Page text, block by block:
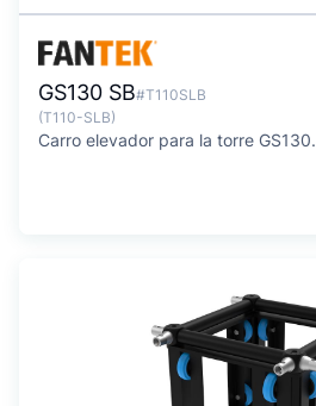
GS130 SB#T110SLB
(T110-SLB)
Carro elevador para la torre GS130.